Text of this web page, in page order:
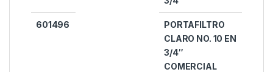
601496
PORTAFILTRO
CLARO NO. 10 EN
3/4″
COMERCIAL